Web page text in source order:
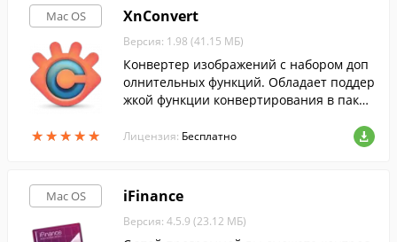
Mac OS
★★★★★
★★★★★
XnConvert
Версия: 1.98 (41.15 МБ)
Конвертер изображений с набором доп
олнительных функций. Обладает поддер
жкой функции конвертирования в пакет
Лицензия: Бесплатно
Mac OS iFinance
Версия: 4.5.9 (23.12 МБ)